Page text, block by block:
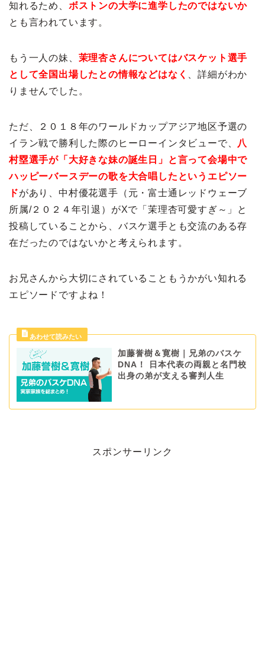
知れるため、 ボストンの大学に進学したのではないか
とも言われています。
もう一人の妹、 茉理杏さんについてはバスケット選手
として全国出場したとの情報などはなく
、詳細がわか
りませんでした。
ただ、２０１８年のワールドカップアジア地区予選の
イラン戦で勝利した際のヒーローインタビューで、 八
村塁選手が「大好きな妹の誕生日」と言って会場中で
ハッピーバースデーの歌を大合唱したというエピソー
ドがあり、中村優花選手（元・富士通レッドウェーブ
所属/２０２４年引退）がXで「茉理杏可愛すぎ～」と
投稿していることから、バスケ選手とも交流のある存
在だったのではないかと考えられます。
お兄さんから大切にされていることもうかがい知れる
エピソードですよね！
加藤誉樹＆寛樹｜兄弟のバスケ
DNA！ 日本代表の両親と名門校
出身の弟が支える審判人生
スポンサーリンク